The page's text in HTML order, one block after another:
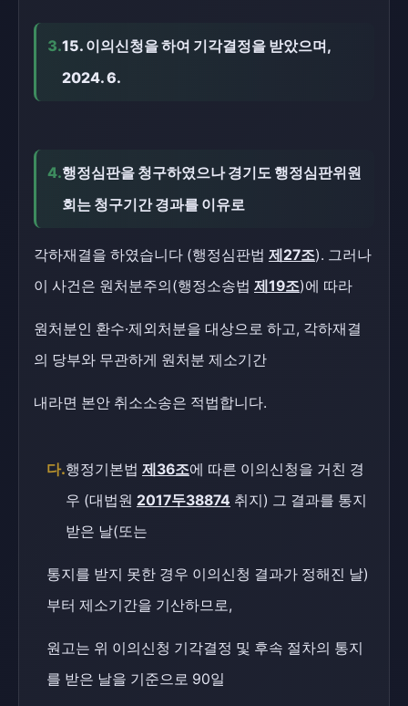
3.15. 이의신청을 하여 기각결정을 받았으며,
2024. 6.
4.행정심판을 청구하였으나 경기도 행정심판위원
회는 청구기간 경과를 이유로
각하재결을 하였습니다 (행정심판법 제27조). 그러나
이 사건은 원처분주의(행정소송법 제19조)에 따라
원처분인 환수·제외처분을 대상으로 하고, 각하재결
의 당부와 무관하게 원처분 제소기간
내라면 본안 취소소송은 적법합니다.
다.행정기본법 제36조에 따른 이의신청을 거친 경
우 (대법원 2017두38874 취지) 그 결과를 통지
받은 날(또는
통지를 받지 못한 경우 이의신청 결과가 정해진 날)
부터 제소기간을 기산하므로,
원고는 위 이의신청 기각결정 및 후속 절차의 통지
를 받은 날을 기준으로 90일